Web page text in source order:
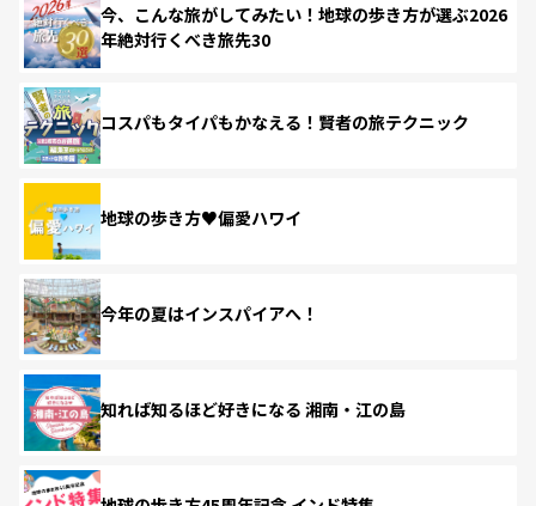
今、こんな旅がしてみたい！地球の歩き方が選ぶ2026
年絶対行くべき旅先30
コスパもタイパもかなえる！賢者の旅テクニック
地球の歩き方♥偏愛ハワイ
今年の夏はインスパイアへ！
知れば知るほど好きになる 湘南・江の島